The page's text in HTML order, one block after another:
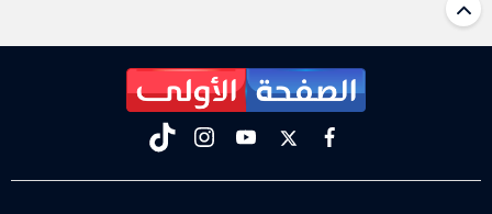
facebook
twitter
youtube
instagram
tiktok